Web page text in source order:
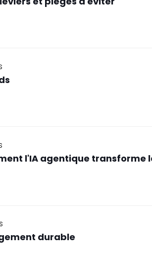
l'IA agentique
durable